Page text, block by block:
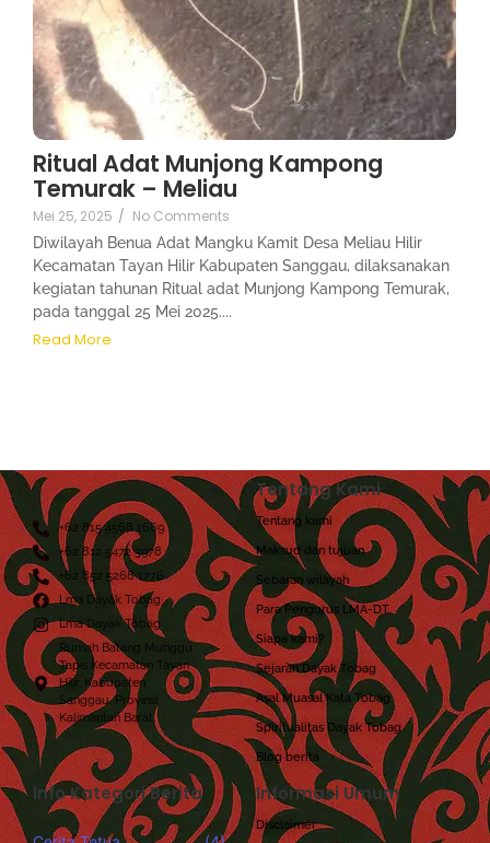
Ritual Adat Munjong Kampong
Temurak – Meliau
Mei 25, 2025 / No Comments
Diwilayah Benua Adat Mangku Kamit Desa Meliau Hilir
Kecamatan Tayan Hilir Kabupaten Sanggau, dilaksanakan
kegiatan tahunan Ritual adat Munjong Kampong Temurak,
pada tanggal 25 Mei 2025....
Read More
+62 815 4568 1669
+62 812 5472 3978
+62 852 5268 1776
Lma Dayak Tobag
Lma Dayak Tobag
Rumah Batang Munggu
Tapis Kecamatan Tayan
Hilir, Kabupaten
Sanggau, Provinsi
Kalimantan Barat.
Tentang Kami
Tentang kami
Maksud dan tujuan
Sebaran wilayah
Para Pengurus LMA-DT
Siapa kami?
Sejarah Dayak Tobag
Asal Muasal Kata Tobag
Spiritualitas Dayak Tobag
Blog berita
Info Kategori Berita Informasi Umum
Disclaimer